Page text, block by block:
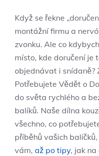
Když se řekne
montážní firmu a
zvonku. Ale co
místo,‍ kde doručení je
objednávat i snídaně?
Potřebujete ⁤Vědět o
do světa ​rychlého ⁢a‍
balíků. Naše dílna‌
všechno, ⁢co
příběhů vašich
vám, až po tipy, jak na